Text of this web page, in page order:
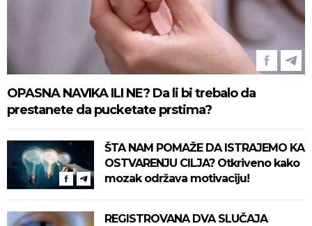
OPASNA NAVIKA ILI NE? Da li bi trebalo da
prestanete da pucketate prstima?
ŠTA NAM POMAŽE DA ISTRAJEMO KA
OSTVARENJU CILJA? Otkriveno kako
mozak održava motivaciju!
REGISTROVANA DVA SLUČAJA